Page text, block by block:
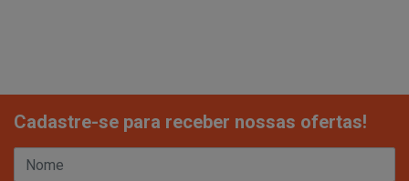
Cadastre-se para receber nossas ofertas!